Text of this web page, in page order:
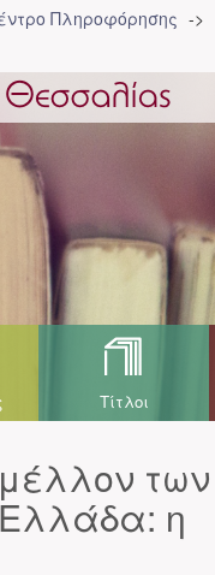
Πληροφόρησης
Τίτλοι
των
η